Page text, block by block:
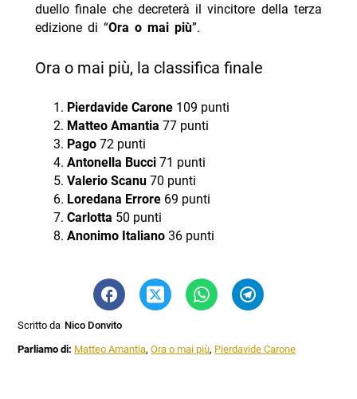
duello finale che decreterà il vincitore della terza
edizione di “Ora o mai più”.
Ora o mai più, la classifica finale
Pierdavide Carone109 punti
Matteo Amantia 77 punti
Pago72 punti
Antonella Bucci 71 punti
Valerio Scanu70 punti
Loredana Errore69 punti
Carlotta 50 punti
Anonimo Italiano36 punti
Scritto da Nico Donvito
Parliamo di: Matteo Amantia,Ora o mai più, Pierdavide Carone